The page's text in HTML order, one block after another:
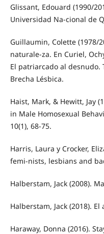
Glissant, Edouard (1990/
Universidad Na-cional de
Guillaumin, Colette (1978/
naturale-za. En Curiel,
El patriarcado al
Brecha Lésbica.
Haist, Mark, & Hewitt, Jay
in Male Homosexual
10(1), 68-75.
Harris, Laura y Crocker,
femi-nists, lesbians and
Halberstam, Jack (2008).
Halberstam, Jack (2018).
Haraway, Donna (2016).